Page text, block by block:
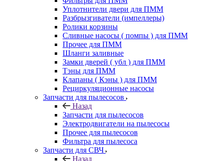
Уплотнители двери для ПММ
Разбрызгиватели (импеллеры)
Ролики корзины
Сливные насосы ( помпы ) для ПММ
Прочее для ПММ
Шланги заливные
Замки дверей ( убл ) для ПММ
Тэны для ПММ
Клапаны ( Кэны ) для ПММ
Рециркуляционные насосы
Запчасти для пылесосов
Назад
Запчасти для пылесосов
Электродвигатели на пылесосы
Прочее для пылесосов
Фильтра для пылесоса
Запчасти для СВЧ
Назад